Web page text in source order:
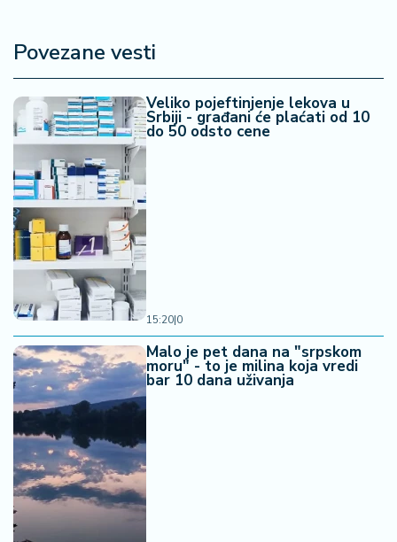
Povezane vesti
Veliko pojeftinjenje lekova u
Srbiji - građani će plaćati od 10
do 50 odsto cene
15:20|0
Malo je pet dana na "srpskom
moru" - to je milina koja vredi
bar 10 dana uživanja